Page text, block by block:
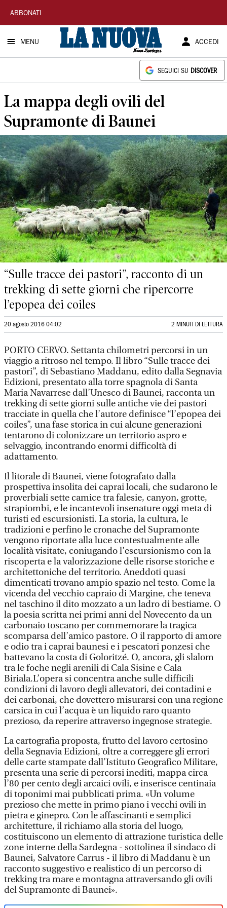
La
Nuova
Sardegna
ABBONATI
MENU ACCEDI
SEGUICI SU DISCOVER
La mappa degli ovili del
Supramonte di Baunei
“Sulle tracce dei pastori”, racconto di un
trekking di sette giorni che ripercorre
l’epopea dei coiles
20 agosto 2016 04:02 2 MINUTI DI LETTURA
PORTO CERVO. Settanta chilometri percorsi in un
viaggio a ritroso nel tempo. Il libro “Sulle tracce dei
pastori”, di Sebastiano Maddanu, edito dalla Segnavia
Edizioni, presentato alla torre spagnola di Santa
Maria Navarrese dall’Unesco di Baunei, racconta un
trekking di sette giorni sulle antiche vie dei pastori
tracciate in quella che l’autore definisce “l’epopea dei
coiles”, una fase storica in cui alcune generazioni
tentarono di colonizzare un territorio aspro e
selvaggio, incontrando enormi difficoltà di
adattamento.
Il litorale di Baunei, viene fotografato dalla
prospettiva insolita dei caprai locali, che sudarono le
proverbiali sette camice tra falesie, canyon, grotte,
strapiombi, e le incantevoli insenature oggi meta di
turisti ed escursionisti. La storia, la cultura, le
tradizioni e perfino le cronache del Supramonte
vengono riportate alla luce contestualmente alle
località visitate, coniugando l’escursionismo con la
riscoperta e la valorizzazione delle risorse storiche e
architettoniche del territorio. Aneddoti quasi
dimenticati trovano ampio spazio nel testo. Come la
vicenda del vecchio capraio di Margine, che teneva
nel taschino il dito mozzato a un ladro di bestiame. O
la poesia scritta nei primi anni del Novecento da un
carbonaio toscano per commemorare la tragica
scomparsa dell’amico pastore. O il rapporto di amore
e odio tra i caprai baunesi e i pescatori ponzesi che
battevano la costa di Goloritzé. O, ancora, gli slalom
tra le foche negli arenili di Cala Sisine e Cala
Biriala.L’opera si concentra anche sulle difficili
condizioni di lavoro degli allevatori, dei contadini e
dei carbonai, che dovettero misurarsi con una regione
carsica in cui l’acqua è un liquido raro quanto
prezioso, da reperire attraverso ingegnose strategie.
La cartografia proposta, frutto del lavoro certosino
della Segnavia Edizioni, oltre a correggere gli errori
delle carte stampate dall’Istituto Geografico Militare,
presenta una serie di percorsi inediti, mappa circa
l’80 per cento degli arcaici ovili, e inserisce centinaia
di toponimi mai pubblicati prima. «Un volume
prezioso che mette in primo piano i vecchi ovili in
pietra e ginepro. Con le affascinanti e semplici
architetture, il richiamo alla storia del luogo,
costituiscono un elemento di attrazione turistica delle
zone interne della Sardegna - sottolinea il sindaco di
Baunei, Salvatore Carrus - il libro di Maddanu è un
racconto suggestivo e realistico di un percorso di
trekking tra mare e montagna attraversando gli ovili
del Supramonte di Baunei».